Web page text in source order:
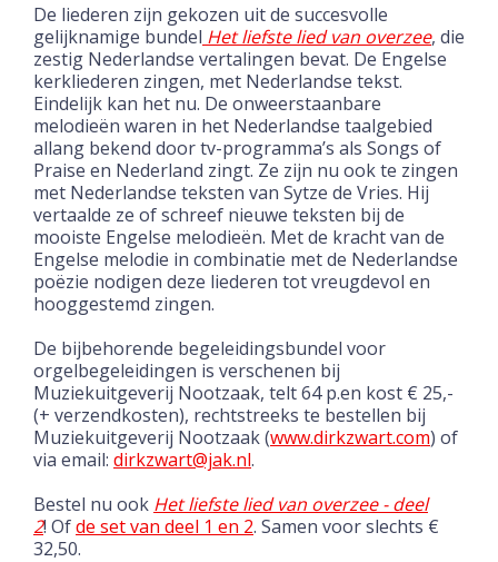
De liederen zijn gekozen uit de succesvolle
gelijknamige bundel Het liefste lied van overzee, die
zestig Nederlandse vertalingen bevat. De Engelse
kerkliederen zingen, met Nederlandse tekst.
Eindelijk kan het nu. De onweerstaanbare
melodieën waren in het Nederlandse taalgebied
allang bekend door tv-programma’s als Songs of
Praise en Nederland zingt. Ze zijn nu ook te zingen
met Nederlandse teksten van Sytze de Vries. Hij
vertaalde ze of schreef nieuwe teksten bij de
mooiste Engelse melodieën. Met de kracht van de
Engelse melodie in combinatie met de Nederlandse
poëzie nodigen deze liederen tot vreugdevol en
hooggestemd zingen.
De bijbehorende begeleidingsbundel voor
orgelbegeleidingen is verschenen bij
Muziekuitgeverij Nootzaak, telt 64 p.en kost € 25,-
(+ verzendkosten), rechtstreeks te bestellen bij
Muziekuitgeverij Nootzaak (www.dirkzwart.com) of
via email: dirkzwart@jak.nl.
Bestel nu ook Het liefste lied van overzee - deel
2! Ofde set van deel 1 en 2. Samen voor slechts €
32,50.